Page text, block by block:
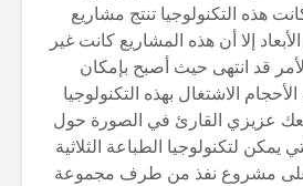
هذه التكنولوجيا تنتج مشاريع
إلا أن هذه المشاريع كانت غير
قد انتهى حيث أصبح بإمكان
الاشتغال بهذه التكنولوجيا
عزيزي القارئ في الصورة حول
يمكن لتكنولوجيا الطباعة الثلاثية
على مشروع نفذ من طرف مجموعة